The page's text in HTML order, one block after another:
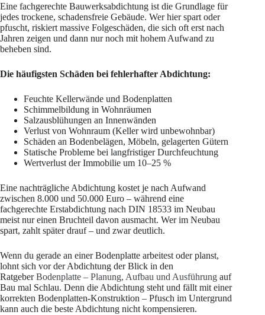
Eine fachgerechte Bauwerksabdichtung ist die Grundlage für
jedes trockene, schadensfreie Gebäude. Wer hier spart oder
pfuscht, riskiert massive Folgeschäden, die sich oft erst nach
Jahren zeigen und dann nur noch mit hohem Aufwand zu
beheben sind.
Die häufigsten Schäden bei fehlerhafter Abdichtung:
Feuchte Kellerwände und Bodenplatten
Schimmelbildung in Wohnräumen
Salzausblühungen an Innenwänden
Verlust von Wohnraum (Keller wird unbewohnbar)
Schäden an Bodenbelägen, Möbeln, gelagerten Gütern
Statische Probleme bei langfristiger Durchfeuchtung
Wertverlust der Immobilie um 10–25 %
Eine nachträgliche Abdichtung kostet je nach Aufwand
zwischen 8.000 und 50.000 Euro – während eine
fachgerechte Erstabdichtung nach DIN 18533 im Neubau
meist nur einen Bruchteil davon ausmacht. Wer im Neubau
spart, zahlt später drauf – und zwar deutlich.
Wenn du gerade an einer Bodenplatte arbeitest oder planst,
lohnt sich vor der Abdichtung der Blick in den
RatgeberBodenplatte – Planung, Aufbau und Ausführung auf
Bau mal Schlau. Denn die Abdichtung steht und fällt mit einer
korrekten Bodenplatten-Konstruktion – Pfusch im Untergrund
kann auch die beste Abdichtung nicht kompensieren.